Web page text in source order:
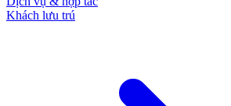
Khách lưu trú